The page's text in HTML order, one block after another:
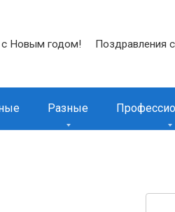
с Новым годом! Поздравления
Разные